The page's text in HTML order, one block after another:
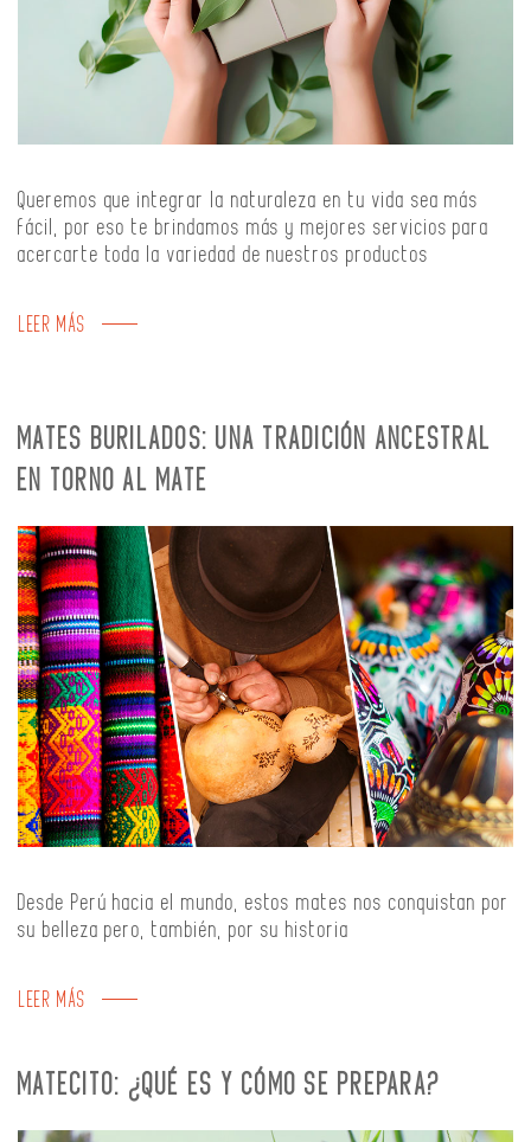
Queremos que integrar la naturaleza en tu vida sea más
fácil, por eso te brindamos más y mejores servicios para
acercarte toda la variedad de nuestros productos
LEER MÁS
MATES BURILADOS: UNA TRADICIÓN ANCESTRAL
EN TORNO AL MATE
Desde Perú hacia el mundo, estos mates nos conquistan por
su belleza pero, también, por su historia
LEER MÁS
MATECITO: ¿QUÉ ES Y CÓMO SE PREPARA?